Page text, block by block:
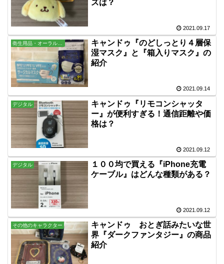
ズは？
2021.09.17
衛生用品・オーラル・バス用品
キャンドゥ『のどしっとり４層保
湿マスク』と『箱入りマスク』の
紹介
2021.09.14
デジタル
キャンドゥ『リモコンシャッタ
ー』が便利すぎる！通信距離や価
格は？
2021.09.12
デジタル
１００均で買える『iPhone充電
ケーブル』はどんな種類がある？
2021.09.12
その他のキャラクター
キャンドゥ おとぎ話みたいな世
界『ダークファンタジー』の商品
紹介